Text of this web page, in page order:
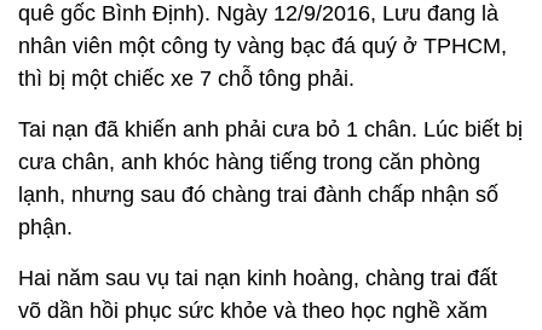
quê gốc Bình Định). Ngày 12/9/2016, Lưu đang là
nhân viên một công ty vàng bạc đá quý ở TPHCM,
thì bị một chiếc xe 7 chỗ tông phải.
Tai nạn đã khiến anh phải cưa bỏ 1 chân. Lúc biết bị
cưa chân, anh khóc hàng tiếng trong căn phòng
lạnh, nhưng sau đó chàng trai đành chấp nhận số
phận.
Hai năm sau vụ tai nạn kinh hoàng, chàng trai đất
võ dần hồi phục sức khỏe và theo học nghề xăm